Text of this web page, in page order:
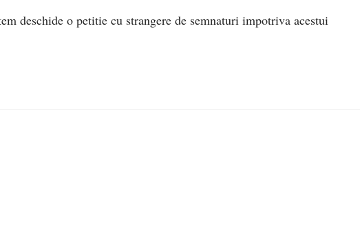
deschide o petitie cu strangere de semnaturi impotriva acestui